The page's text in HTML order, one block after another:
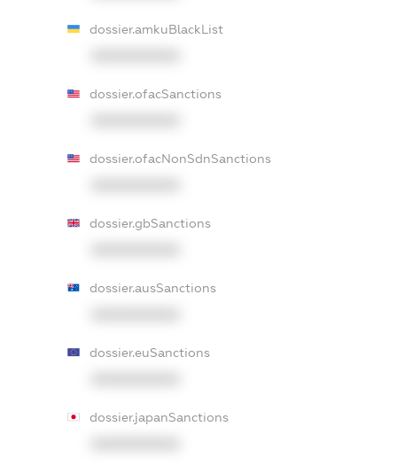
dossier.amkuBlackList
dossier.ofacSanctions
dossier.ofacNonSdnSanctions
dossier.gbSanctions
dossier.ausSanctions
dossier.euSanctions
dossier.japanSanctions